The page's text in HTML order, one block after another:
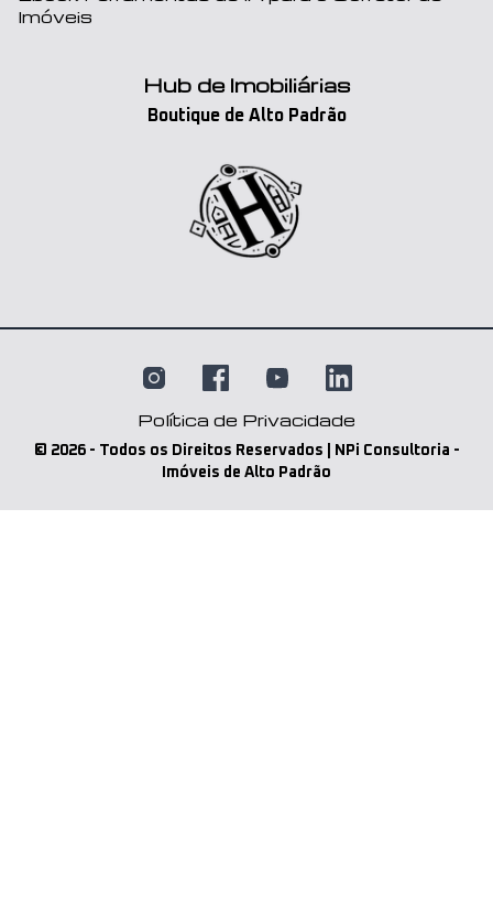
Imóveis
Hub de Imobiliárias
Boutique de Alto Padrão
Política de Privacidade
© 2026- Todos os Direitos Reservados | NPi Consultoria -
Imóveis de Alto Padrão